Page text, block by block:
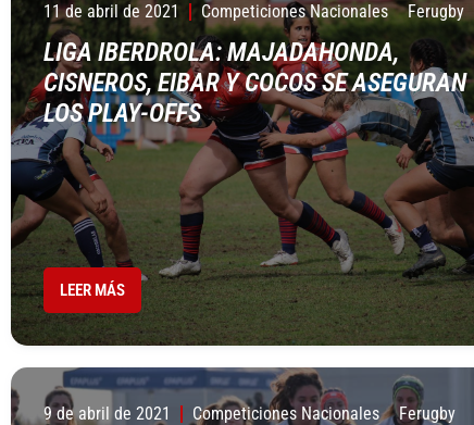
11 de abril de 2021 Competiciones Nacionales Ferugby
LIGA IBERDROLA: MAJADAHONDA,
CISNEROS, EIBAR Y COCOS SE ASEGURAN
LOS PLAY-OFFS
LEER MÁS
9 de abril de 2021 Competiciones Nacionales Ferugby